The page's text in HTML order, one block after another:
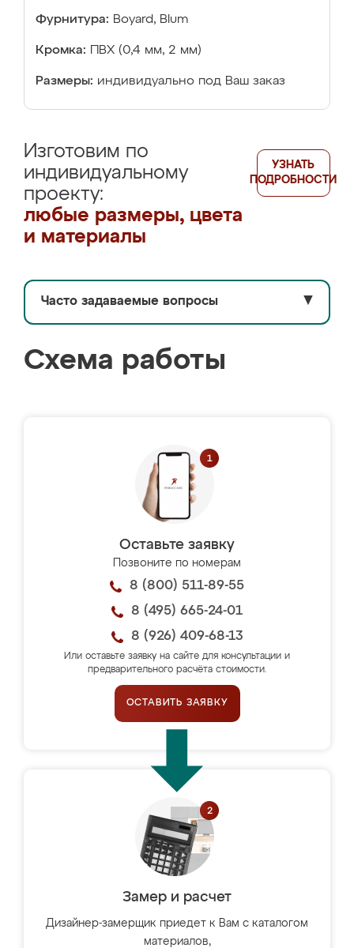
Фурнитура: Boyard, Blum
Кромка: ПВХ (0,4 мм, 2 мм)
Размеры: индивидуально под Ваш заказ
Изготовим по
индивидуальному
проекту:
любые размеры, цвета
и материалы
УЗНАТЬ
ПОДРОБНОСТИ
Часто задаваемые вопросы ▼
Схема работы
Оставьте заявку
Позвоните по номерам
8 (800) 511-89-55
8 (495) 665-24-01
8 (926) 409-68-13
Или оставьте заявку на сайте для консультации и
предварительного расчёта стоимости.
ОСТАВИТЬ ЗАЯВКУ
Замер и расчет
Дизайнер-замерщик приедет к Вам с каталогом
материалов,